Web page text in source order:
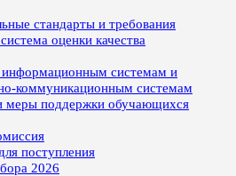
стандарты и требования
оценки качества
информационным системам и
коммуникационным системам
меры поддержки обучающихся
поступления
2026